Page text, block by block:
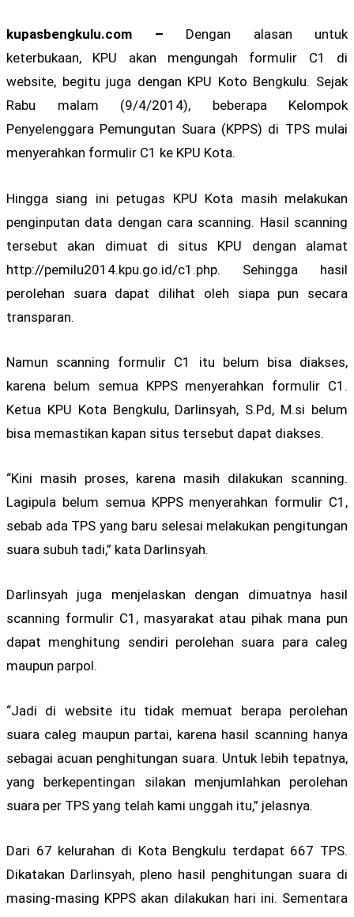
kupasbengkulu.com – Dengan alasan untuk
keterbukaan, KPU akan mengungah formulir C1 di
website, begitu juga dengan KPU Koto Bengkulu. Sejak
Rabu malam (9/4/2014), beberapa Kelompok
Penyelenggara Pemungutan Suara (KPPS) di TPS mulai
menyerahkan formulir C1 ke KPU Kota.
Hingga siang ini petugas KPU Kota masih melakukan
penginputan data dengan cara scanning. Hasil scanning
tersebut akan dimuat di situs KPU dengan alamat
http://pemilu2014.kpu.go.id/c1.php. Sehingga hasil
perolehan suara dapat dilihat oleh siapa pun secara
transparan.
Namun scanning formulir C1 itu belum bisa diakses,
karena belum semua KPPS menyerahkan formulir C1.
Ketua KPU Kota Bengkulu, Darlinsyah, S.Pd, M.si belum
bisa memastikan kapan situs tersebut dapat diakses.
“Kini masih proses, karena masih dilakukan scanning.
Lagipula belum semua KPPS menyerahkan formulir C1,
sebab ada TPS yang baru selesai melakukan pengitungan
suara subuh tadi,” kata Darlinsyah.
Darlinsyah juga menjelaskan dengan dimuatnya hasil
scanning formulir C1, masyarakat atau pihak mana pun
dapat menghitung sendiri perolehan suara para caleg
maupun parpol.
“Jadi di website itu tidak memuat berapa perolehan
suara caleg maupun partai, karena hasil scanning hanya
sebagai acuan penghitungan suara. Untuk lebih tepatnya,
yang berkepentingan silakan menjumlahkan perolehan
suara per TPS yang telah kami unggah itu,” jelasnya.
Dari 67 kelurahan di Kota Bengkulu terdapat 667 TPS.
Dikatakan Darlinsyah, pleno hasil penghitungan suara di
masing-masing KPPS akan dilakukan hari ini. Sementara